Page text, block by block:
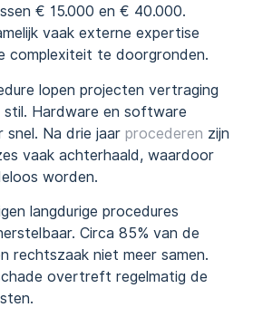
€ 15.000 en € 40.000.
vaak externe expertise
complexiteit te doorgronden.
lopen projecten vertraging
Hardware en software
snel. Na drie jaar procederen zijn
vaak achterhaald, waardoor
worden.
langdurige procedures
Circa 85% van de
rechtszaak niet meer samen.
overtreft regelmatig de